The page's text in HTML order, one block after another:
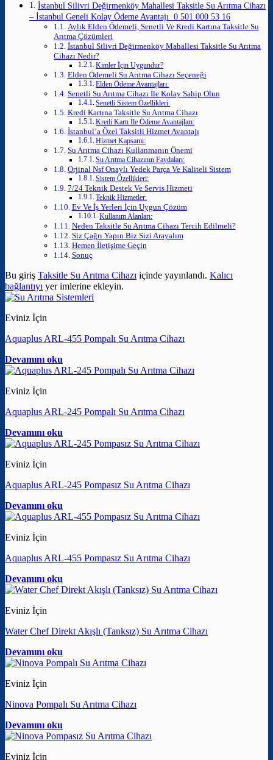
İstanbul Silivri Değirmenköy Mahallesi Taksitle Su Arıtma Cihazı
– İstanbul Geneli Kolay Ödeme Avantajı 0 501 000 53 16
Aylık Elden Ödemeli, Senetli Ve Kredi Kartına Taksitle Su
Arıtma Çözümleri
İstanbul Silivri Değirmenköy Mahallesi Taksitle Su Arıtma
Cihazı Nedir?
Kimler İçin Uygundur?
Elden Ödemeli Su Arıtma Cihazı Seçeneği
Elden Ödeme Avantajları:
Senetli Su Arıtma Cihazı İle Kolay Sahip Olun
Senetli Sistem Özellikleri:
Kredi Kartına Taksitle Su Arıtma Cihazı
Kredi Kartı İle Ödeme Avantajları:
İstanbul’a Özel Taksitli Hizmet Avantajı
Hizmet Kapsamı:
Su Arıtma Cihazı Kullanmanın Önemi
Su Arıtma Cihazının Faydaları:
Orjinal Nsf Onaylı Yedek Parça Ve Kaliteli Sistem
Sistem Özellikleri:
7/24 Teknik Destek Ve Servis Hizmeti
Teknik Hizmetler:
Ev Ve İş Yerleri İçin Uygun Çözüm
Kullanım Alanları:
Neden Taksitle Su Arıtma Cihazı Tercih Edilmeli?
Siz Çağrı Yapın Biz Sizi Arayalım
Hemen İletişime Geçin
Sonuç
Bu giriş Taksitle Su Arıtma Cihazı içinde yayınlandı. Kalıcı
bağlantıyı yer imlerine ekleyin.
Eviniz İçin
Aquaplus ARL-455 Pompalı Su Arıtma Cihazı
Devamını oku
Eviniz İçin
Aquaplus ARL-245 Pompalı Su Arıtma Cihazı
Devamını oku
Eviniz İçin
Aquaplus ARL-245 Pompasız Su Arıtma Cihazı
Devamını oku
Eviniz İçin
Aquaplus ARL-455 Pompasız Su Arıtma Cihazı
Devamını oku
Eviniz İçin
Water Chef Direkt Akışlı (Tanksız) Su Arıtma Cihazı
Devamını oku
Eviniz İçin
Ninova Pompalı Su Arıtma Cihazı
Devamını oku
Eviniz İçin